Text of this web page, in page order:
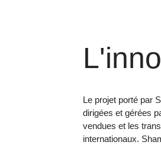
Le projet porté par
dirigées et gérées
vendues et les
internationaux.